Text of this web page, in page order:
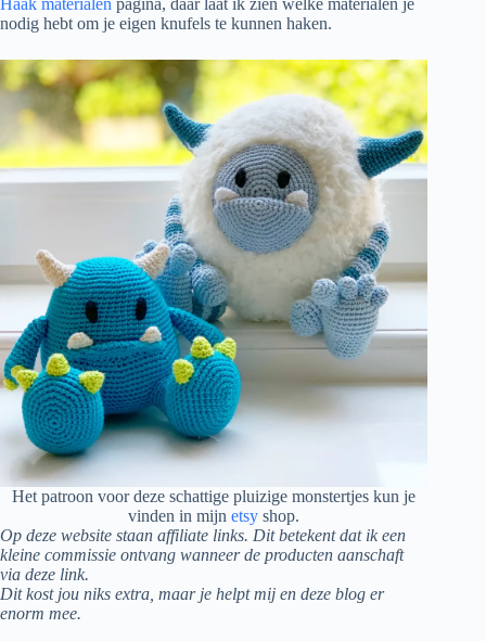
Haak materialen pagina, daar laat ik zien welke materialen je
nodig hebt om je eigen knufels te kunnen haken.
Het patroon voor deze schattige pluizige monstertjes kun je
vinden in mijnetsyshop.
Op deze website staan affiliate links. Dit betekent dat ik een
kleine commissie ontvang wanneer de producten aanschaft
via deze link.
Dit kost jou niks extra, maar je helpt mij en deze blog er
enorm mee.